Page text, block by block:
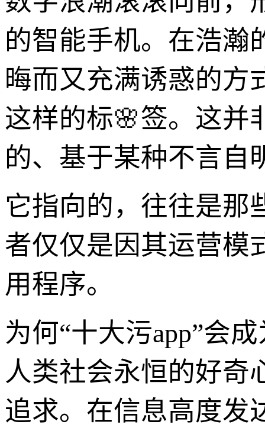
的智能手机。在浩瀚
晦而又充满诱惑的方
这样的标🌸签。这并
的、基于某种不言自
它指向的，往往是那
者仅仅是因其运营模
用程序。
为何“十大污app”会
人类社会永恒的好奇
追求。在信息高度发